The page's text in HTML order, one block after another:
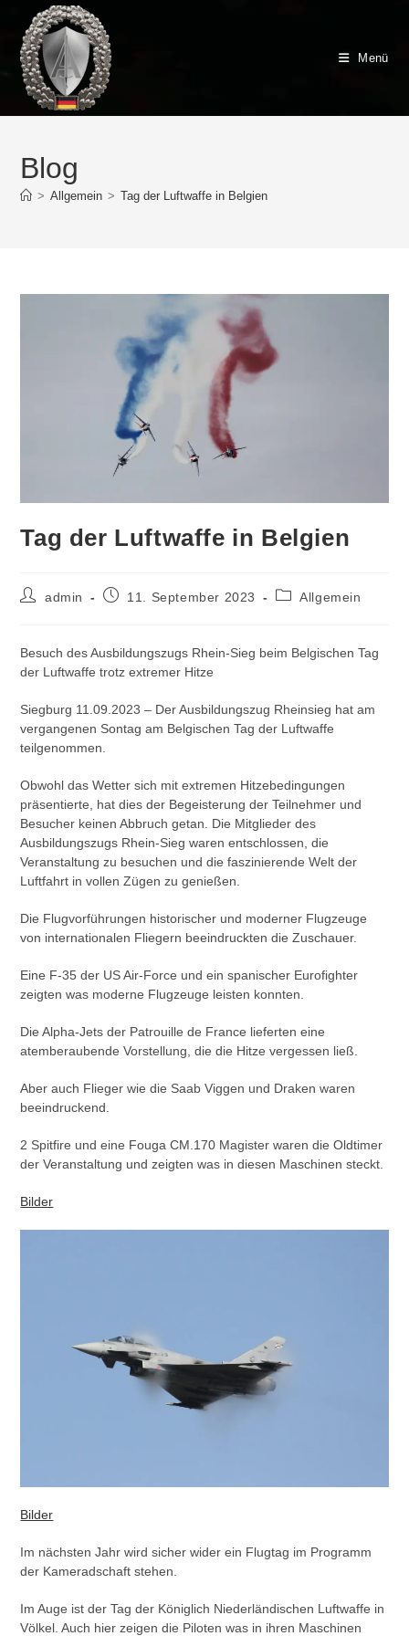
Inhalt
springen
Menü
Blog
> Allgemein > Tag der Luftwaffe in Belgien
Tag der Luftwaffe in Belgien
Beitrags-
admin
Beitrag11. September 2023
Beitrags-
Allgemein
Besuch des Ausbildungszugs Rhein-Sieg beim Belgischen Tag
der Luftwaffe trotz extremer Hitze
Siegburg 11.09.2023 – Der Ausbildungszug Rheinsieg hat am
vergangenen Sontag am Belgischen Tag der Luftwaffe
teilgenommen.
Obwohl das Wetter sich mit extremen Hitzebedingungen
präsentierte, hat dies der Begeisterung der Teilnehmer und
Besucher keinen Abbruch getan. Die Mitglieder des
Ausbildungszugs Rhein-Sieg waren entschlossen, die
Veranstaltung zu besuchen und die faszinierende Welt der
Luftfahrt in vollen Zügen zu genießen.
Die Flugvorführungen historischer und moderner Flugzeuge
von internationalen Fliegern beeindruckten die Zuschauer.
Eine F-35 der US Air-Force und ein spanischer Eurofighter
zeigten was moderne Flugzeuge leisten konnten.
Die Alpha-Jets der Patrouille de France lieferten eine
atemberaubende Vorstellung, die die Hitze vergessen ließ.
Aber auch Flieger wie die Saab Viggen und Draken waren
beeindruckend.
2 Spitfire und eine Fouga CM.170 Magister waren die Oldtimer
der Veranstaltung und zeigten was in diesen Maschinen steckt.
Bilder
Bilder
Im nächsten Jahr wird sicher wider ein Flugtag im Programm
der Kameradschaft stehen.
Im Auge ist der Tag der Königlich Niederländischen Luftwaffe in
Völkel. Auch hier zeigen die Piloten was in ihren Maschinen